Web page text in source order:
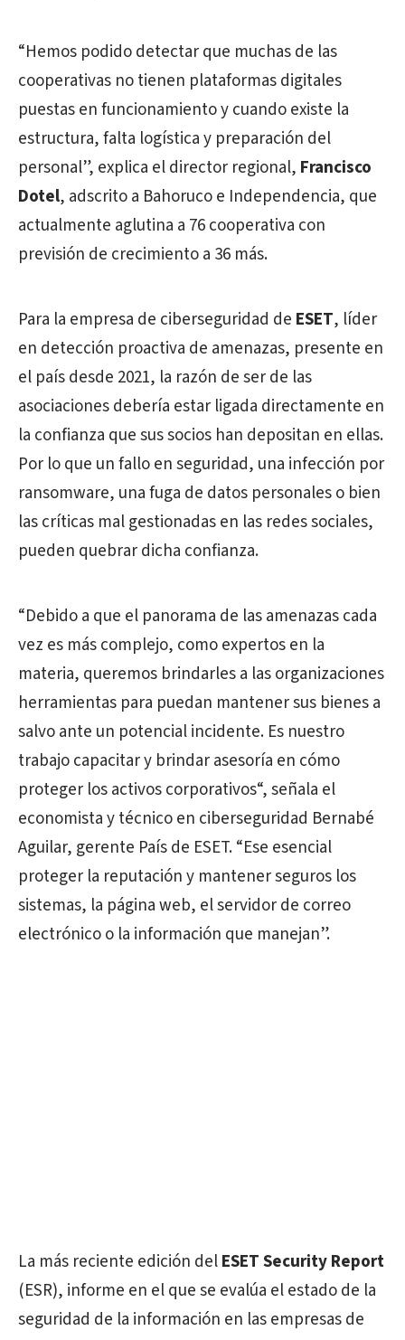
“Hemos podido detectar que muchas de las
cooperativas no tienen plataformas digitales
puestas en funcionamiento y cuando existe la
estructura, falta logística y preparación del
personal”, explica el director regional, Francisco
Dotel, adscrito a Bahoruco e Independencia, que
actualmente aglutina a 76 cooperativa con
previsión de crecimiento a 36 más.
Para la empresa de ciberseguridad de ESET, líder
en detección proactiva de amenazas, presente en
el país desde 2021, la razón de ser de las
asociaciones debería estar ligada directamente en
la confianza que sus socios han depositan en ellas.
Por lo que un fallo en seguridad, una infección por
ransomware, una fuga de datos personales o bien
las críticas mal gestionadas en las redes sociales,
pueden quebrar dicha confianza.
“Debido a que el panorama de las amenazas cada
vez es más complejo, como expertos en la
materia, queremos brindarles a las organizaciones
herramientas para puedan mantener sus bienes a
salvo ante un potencial incidente. Es nuestro
trabajo capacitar y brindar asesoría en cómo
proteger los activos corporativos“,señala el
economista y técnico en ciberseguridad Bernabé
Aguilar, gerente País de ESET. “Ese esencial
proteger la reputación y mantener seguros los
sistemas, la página web, el servidor de correo
electrónico o la información que manejan”.
La más reciente edición delESET Security Report
(ESR), informe en el que se evalúa el estado de la
seguridad de la información en las empresas de